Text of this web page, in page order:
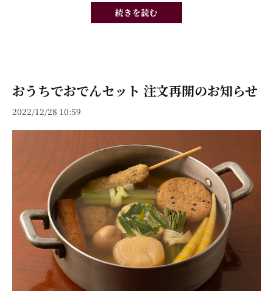
続きを読む
おうちでおでんセット 注文再開のお知らせ
2022/12/28 10:59